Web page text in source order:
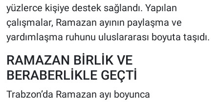
yüzlerce kişiye destek sağlandı. Yapılan
çalışmalar, Ramazan ayının paylaşma ve
yardımlaşma ruhunu uluslararası boyuta taşıdı.
RAMAZAN BİRLİK VE
BERABERLİKLE GEÇTİ
Trabzon’da Ramazan ayı boyunca